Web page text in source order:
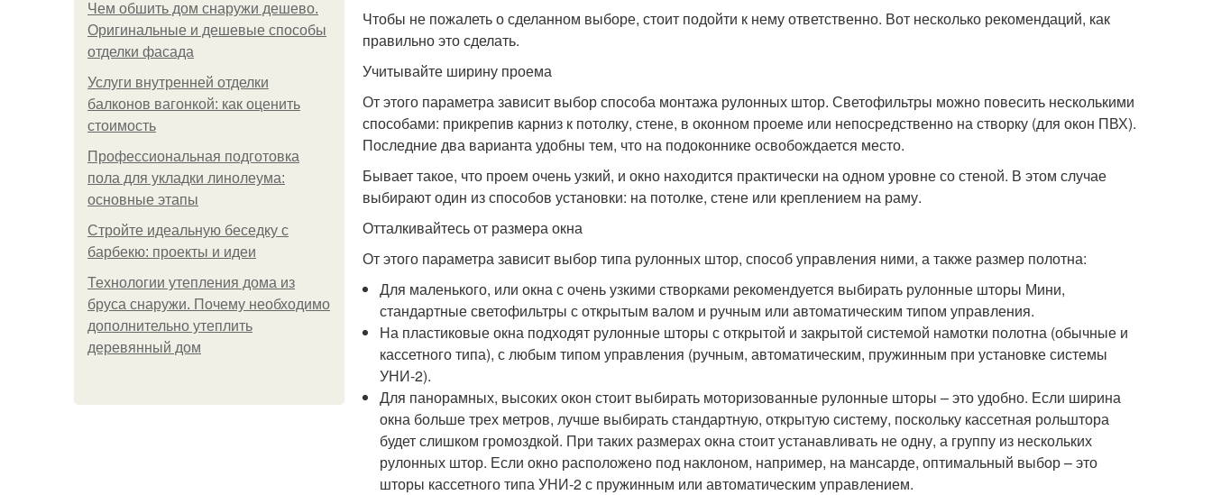
Чем обшить дом снаружи дешево.
Оригинальные и дешевые способы
отделки фасада
Услуги внутренней отделки
балконов вагонкой: как оценить
стоимость
Профессиональная подготовка
пола для укладки линолеума:
основные этапы
Стройте идеальную беседку с
барбекю: проекты и идеи
Технологии утепления дома из
бруса снаружи. Почему необходимо
дополнительно утеплить
деревянный дом
Чтобы не пожалеть о сделанном выборе, стоит подойти к нему ответственно. Вот несколько рекомендаций, как
правильно это сделать.
Учитывайте ширину проема
От этого параметра зависит выбор способа монтажа рулонных штор. Светофильтры можно повесить несколькими
способами: прикрепив карниз к потолку, стене, в оконном проеме или непосредственно на створку (для окон ПВХ).
Последние два варианта удобны тем, что на подоконнике освобождается место.
Бывает такое, что проем очень узкий, и окно находится практически на одном уровне со стеной. В этом случае
выбирают один из способов установки: на потолке, стене или креплением на раму.
Отталкивайтесь от размера окна
От этого параметра зависит выбор типа рулонных штор, способ управления ними, а также размер полотна:
Для маленького, или окна с очень узкими створками рекомендуется выбирать рулонные шторы Мини,
стандартные светофильтры с открытым валом и ручным или автоматическим типом управления.
На пластиковые окна подходят рулонные шторы с открытой и закрытой системой намотки полотна (обычные и
кассетного типа), с любым типом управления (ручным, автоматическим, пружинным при установке системы
УНИ-2).
Для панорамных, высоких окон стоит выбирать моторизованные рулонные шторы – это удобно. Если ширина
окна больше трех метров, лучше выбирать стандартную, открытую систему, поскольку кассетная рольштора
будет слишком громоздкой. При таких размерах окна стоит устанавливать не одну, а группу из нескольких
рулонных штор. Если окно расположено под наклоном, например, на мансарде, оптимальный выбор – это
шторы кассетного типа УНИ-2 с пружинным или автоматическим управлением.